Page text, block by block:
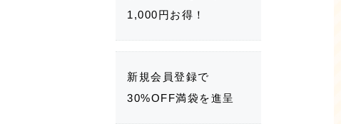
1,000円お得！
新規会員登録で
30%OFF満袋を進呈